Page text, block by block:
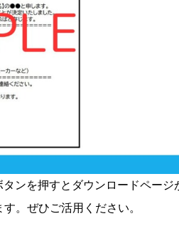
ンを押すとダウンロードページ
。ぜひご活用ください。